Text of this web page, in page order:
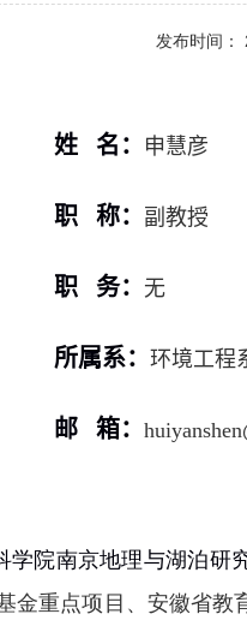
发布时间：
姓 名： 申慧彦
职 称： 副教授
职 务： 无
所属系： 环境工程
邮 箱：
学院南京地理与湖泊研
金重点项目、安徽省